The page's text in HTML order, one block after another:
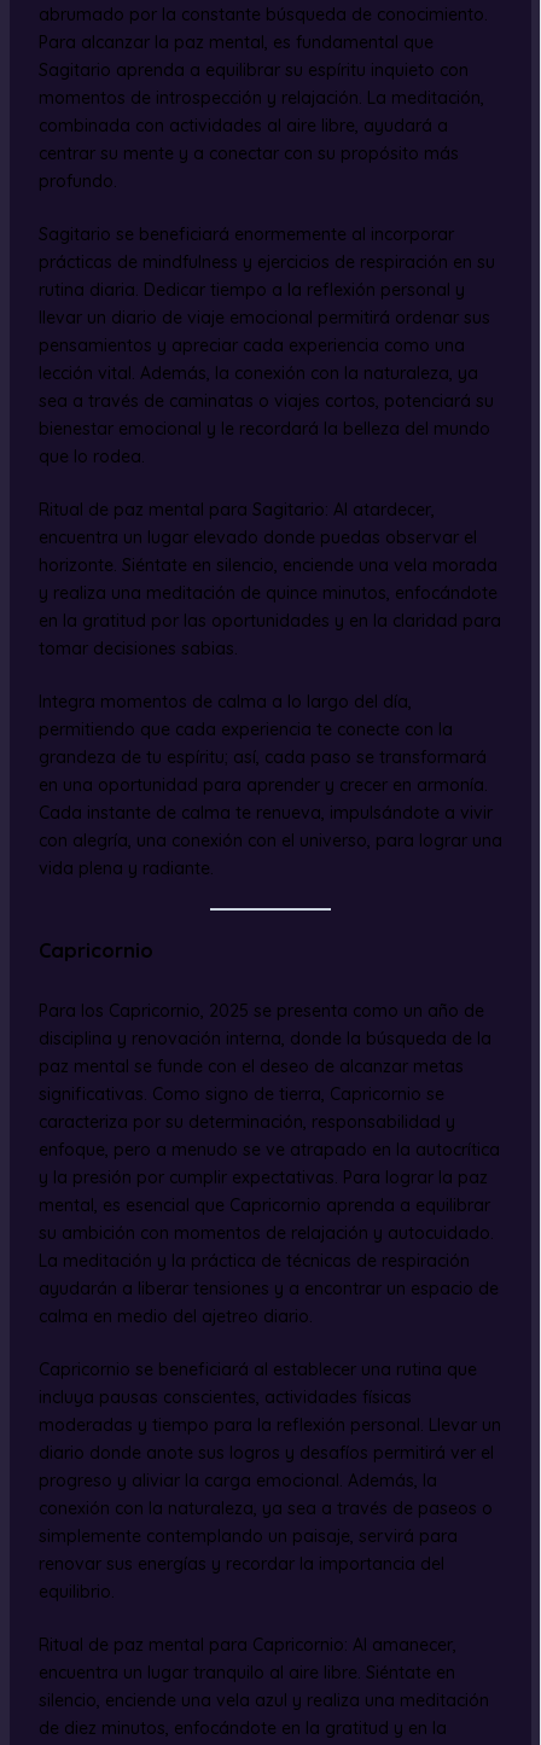
abrumado por la constante búsqueda de conocimiento.
Para alcanzar la paz mental, es fundamental que
Sagitario aprenda a equilibrar su espíritu inquieto con
momentos de introspección y relajación. La meditación,
combinada con actividades al aire libre, ayudará a
centrar su mente y a conectar con su propósito más
profundo.
Sagitario se beneficiará enormemente al incorporar
prácticas de mindfulness y ejercicios de respiración en su
rutina diaria. Dedicar tiempo a la reflexión personal y
llevar un diario de viaje emocional permitirá ordenar sus
pensamientos y apreciar cada experiencia como una
lección vital. Además, la conexión con la naturaleza, ya
sea a través de caminatas o viajes cortos, potenciará su
bienestar emocional y le recordará la belleza del mundo
que lo rodea.
Ritual de paz mental para Sagitario: Al atardecer,
encuentra un lugar elevado donde puedas observar el
horizonte. Siéntate en silencio, enciende una vela morada
y realiza una meditación de quince minutos, enfocándote
en la gratitud por las oportunidades y en la claridad para
tomar decisiones sabias.
Integra momentos de calma a lo largo del día,
permitiendo que cada experiencia te conecte con la
grandeza de tu espíritu; así, cada paso se transformará
en una oportunidad para aprender y crecer en armonía.
Cada instante de calma te renueva, impulsándote a vivir
con alegría, una conexión con el universo, para lograr una
vida plena y radiante.
Capricornio
Para los Capricornio, 2025 se presenta como un año de
disciplina y renovación interna, donde la búsqueda de la
paz mental se funde con el deseo de alcanzar metas
significativas. Como signo de tierra, Capricornio se
caracteriza por su determinación, responsabilidad y
enfoque, pero a menudo se ve atrapado en la autocrítica
y la presión por cumplir expectativas. Para lograr la paz
mental, es esencial que Capricornio aprenda a equilibrar
su ambición con momentos de relajación y autocuidado.
La meditación y la práctica de técnicas de respiración
ayudarán a liberar tensiones y a encontrar un espacio de
calma en medio del ajetreo diario.
Capricornio se beneficiará al establecer una rutina que
incluya pausas conscientes, actividades físicas
moderadas y tiempo para la reflexión personal. Llevar un
diario donde anote sus logros y desafíos permitirá ver el
progreso y aliviar la carga emocional. Además, la
conexión con la naturaleza, ya sea a través de paseos o
simplemente contemplando un paisaje, servirá para
renovar sus energías y recordar la importancia del
equilibrio.
Ritual de paz mental para Capricornio: Al amanecer,
encuentra un lugar tranquilo al aire libre. Siéntate en
silencio, enciende una vela azul y realiza una meditación
de diez minutos, enfocándote en la gratitud y en la